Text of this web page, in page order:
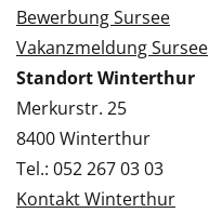
Bewerbung Sursee
Vakanzmeldung Sursee
Standort Winterthur
Merkurstr. 25
8400 Winterthur
Tel.: 052 267 03 03
Kontakt Winterthur